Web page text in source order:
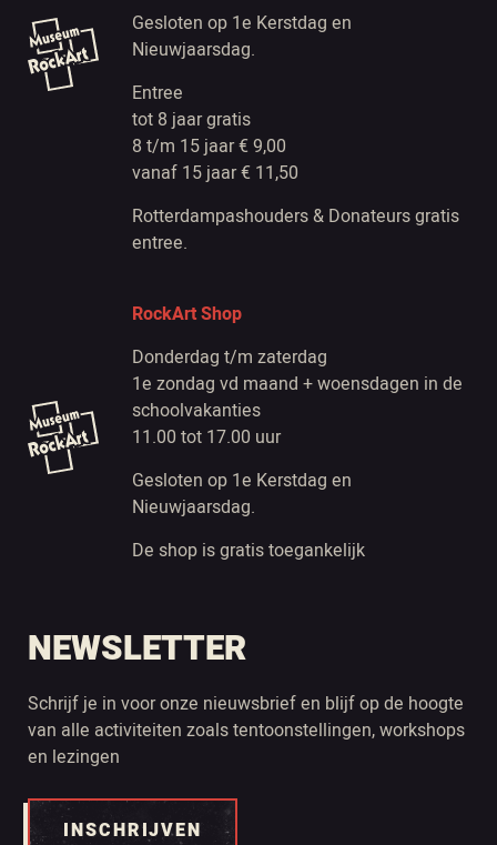
Gesloten op 1e Kerstdag en
Nieuwjaarsdag.
Entree
tot 8 jaar gratis
8 t/m 15 jaar € 9,00
vanaf 15 jaar € 11,50
Rotterdampashouders & Donateurs gratis
entree.
RockArt Shop
Donderdag t/m zaterdag
1e zondag vd maand + woensdagen in de
schoolvakanties
11.00 tot 17.00 uur
Gesloten op 1e Kerstdag en
Nieuwjaarsdag.
De shop is gratis toegankelijk
NEWSLETTER
Schrijf je in voor onze nieuwsbrief en blijf op de hoogte
van alle activiteiten zoals tentoonstellingen, workshops
en lezingen
INSCHRIJVEN